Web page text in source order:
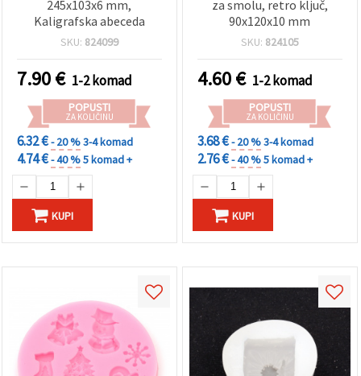
245x103x6 mm,
Kaligrafska abeceda
SKU: 824099
7.90€ 1-2 komad
POPUSTI
ZA KOLIČINU
6.32 €- 20 %3-4 komad
4.74 €- 40 %5 komad +
KUPI
za smolu, retro ključ,
90x120x10 mm
SKU: 824105
4.60€ 1-2 komad
POPUSTI
ZA KOLIČINU
3.68 €- 20 %3-4 komad
2.76 €- 40 %5 komad +
KUPI